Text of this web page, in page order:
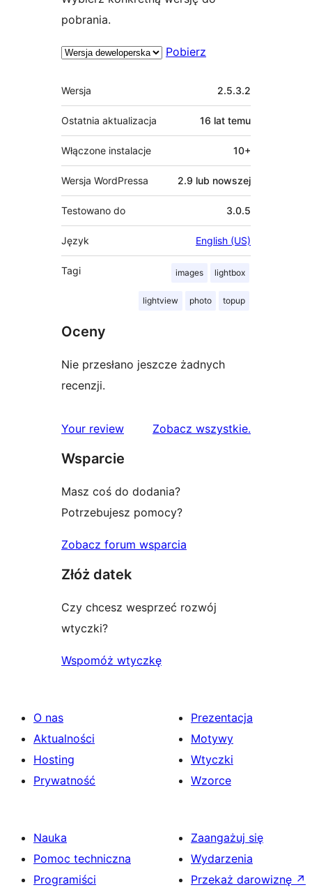
pobrania.
Pobierz
Meta
Wersja 2.5.3.2
Ostatnia aktualizacja 16 lat temu
Włączone instalacje 10+
Wersja WordPressa 2.9 lub nowszej
Testowano do 3.0.5
Język English (US)
Tagi images lightbox
lightview photo topup
Oceny
Nie przesłano jeszcze żadnych
recenzji.
Your review Zobacz wszystkierecenzje
.
Wsparcie
Masz coś do dodania?
Potrzebujesz pomocy?
Zobacz forum wsparcia
Złóż datek
Czy chcesz wesprzeć rozwój
wtyczki?
Wspomóż wtyczkę
O nas
Aktualności
Hosting
Prywatność
Prezentacja
Motywy
Wtyczki
Wzorce
Nauka
Pomoc techniczna
Programiści
Zaangażuj się
Wydarzenia
Przekaż darowiznę ↗